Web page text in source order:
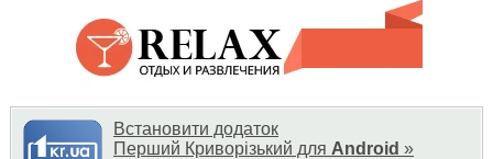
Встановити додаток
Перший Криворізький для Android »